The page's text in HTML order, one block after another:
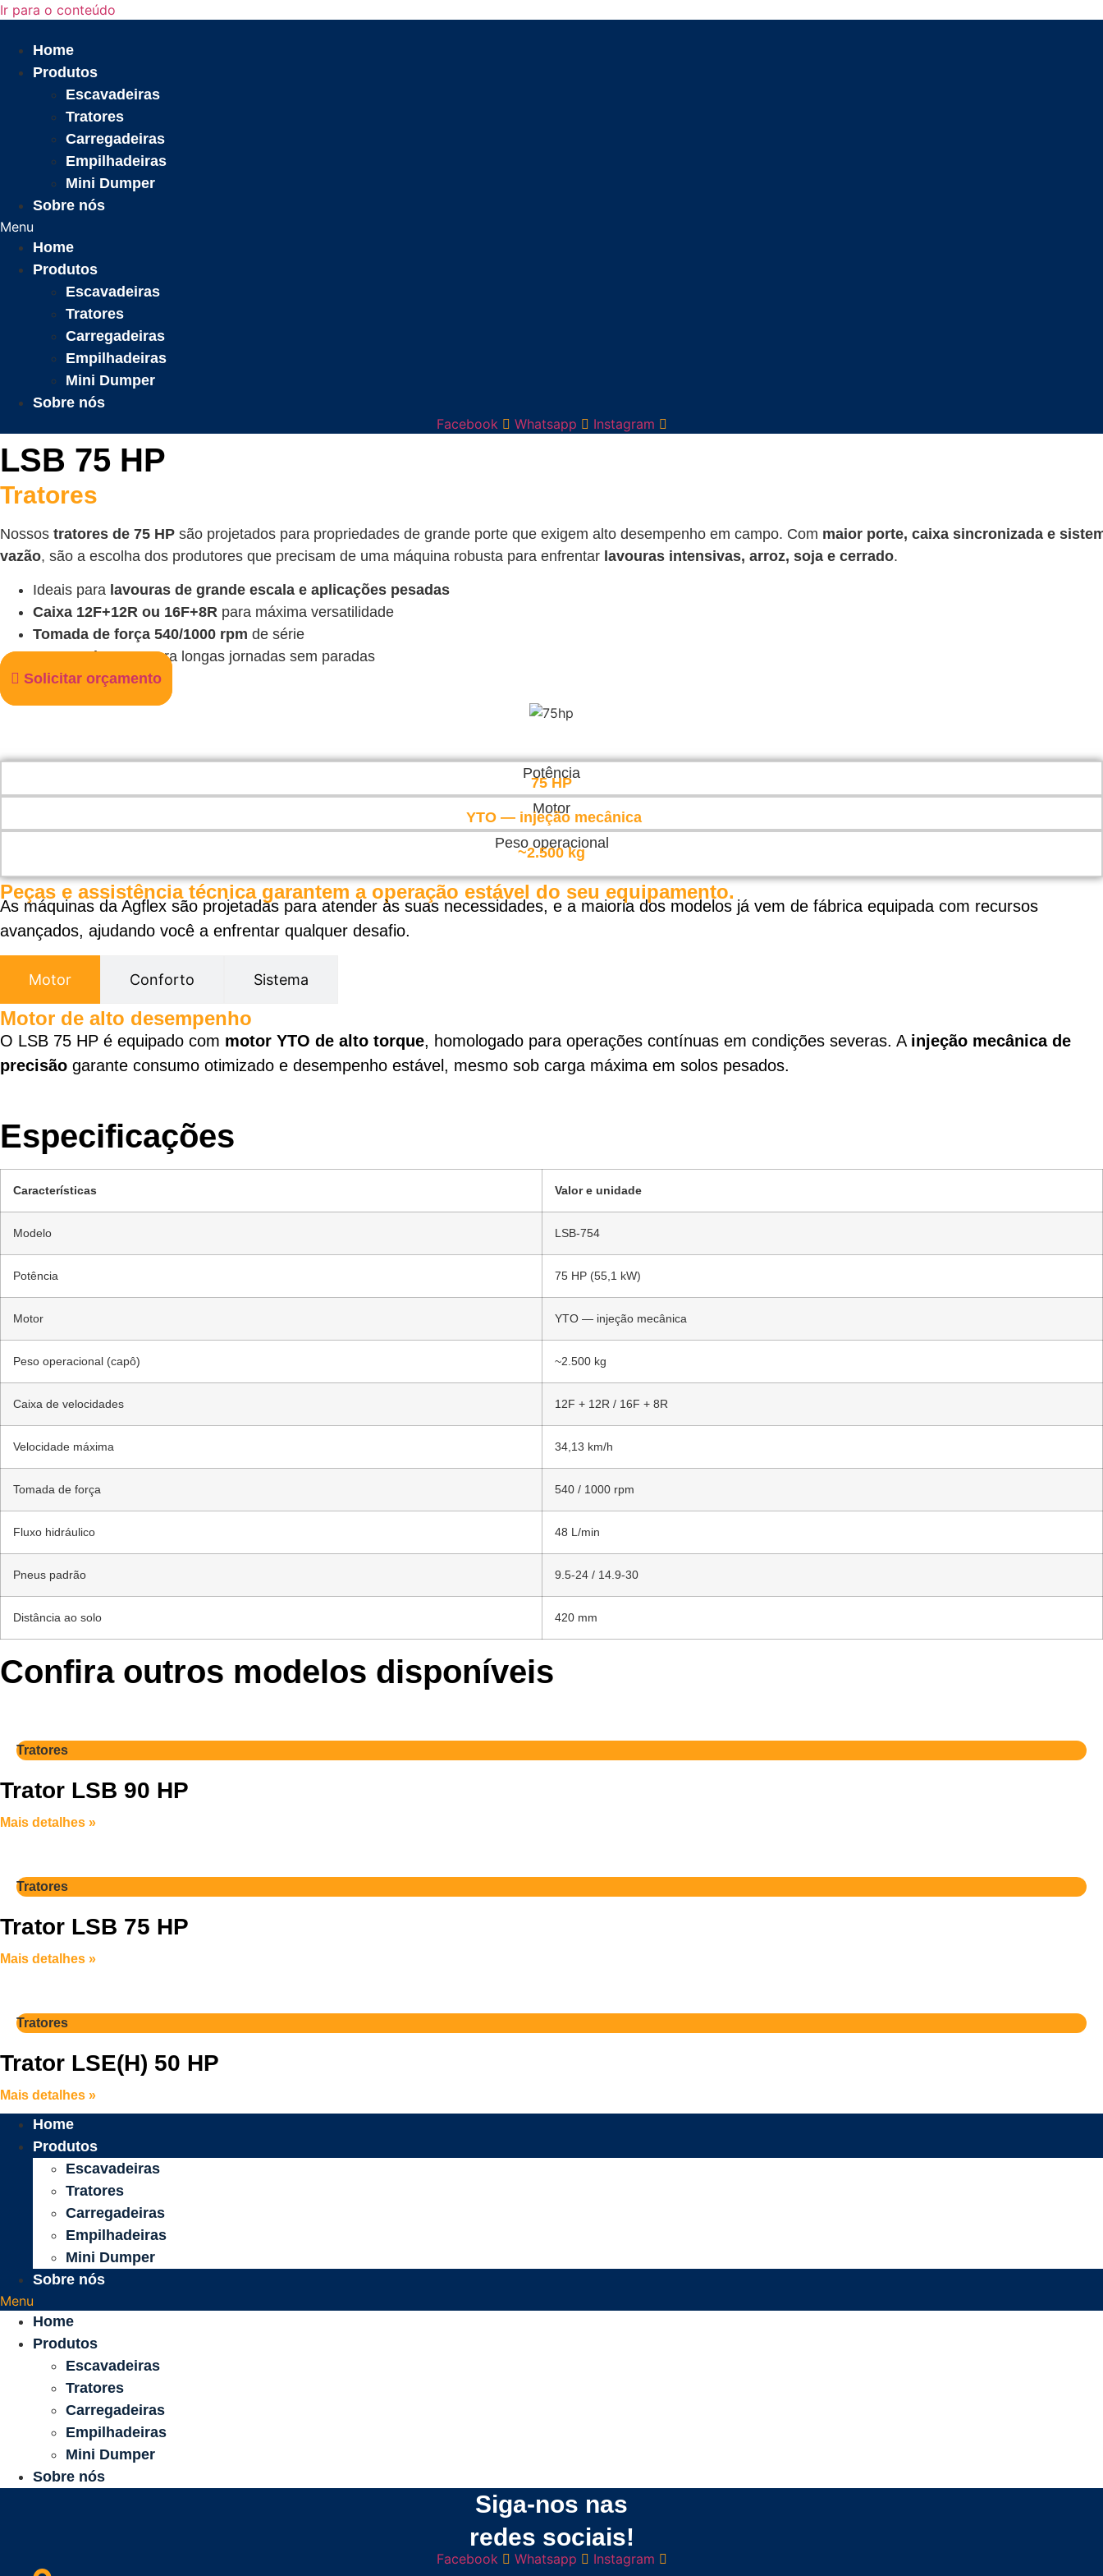
Ir para o conteúdo
Home
Produtos
Escavadeiras
Tratores
Carregadeiras
Empilhadeiras
Mini Dumper
Sobre nós
Menu
Home
Produtos
Escavadeiras
Tratores
Carregadeiras
Empilhadeiras
Mini Dumper
Sobre nós
Facebook
Whatsapp Instagram
LSB 75 HP
Tratores
Nossos tratores de 75 HP são projetados para propriedades de grande porte que exigem alto desempenho em campo. Com maior porte, caixa sincronizada e
vazão, são a escolha dos produtores que precisam de uma máquina robusta para enfrentar lavouras intensivas, arroz, soja e cerrado.
Ideais para lavouras de grande escala e aplicações pesadas
Caixa 12F+12R ou 16F+8R para máxima versatilidade
Tomada de força 540/1000 rpm de série
Tanque de 100Lpara longas jornadas sem paradas
Solicitar orçamento
Potência
75 HP
Motor
YTO — injeção mecânica
Peso operacional
~2.500 kg
Peças e assistência técnica garantem a operação estável do seu equipamento.
As máquinas da Agflex são projetadas para atender às suas necessidades, e a maioria dos modelos já vem de fábrica equipada com recursos
avançados, ajudando você a enfrentar qualquer desafio.
Motor Conforto Sistema
Motor de alto desempenho
O LSB 75 HP é equipado com motor YTO de alto torque, homologado para operações contínuas em condições severas. A injeção mecânica de
precisão garante consumo otimizado e desempenho estável, mesmo sob carga máxima em solos pesados.
Especificações
Características Valor e unidade
Modelo LSB-754
Potência 75 HP (55,1 kW)
Motor YTO — injeção mecânica
Peso operacional (capô) ~2.500 kg
Caixa de velocidades 12F + 12R / 16F + 8R
Velocidade máxima 34,13 km/h
Tomada de força 540 / 1000 rpm
Fluxo hidráulico 48 L/min
Pneus padrão 9.5-24 / 14.9-30
Distância ao solo 420 mm
Confira outros modelos disponíveis
Tratores
Trator LSB 90 HP
Mais detalhes »
Tratores
Trator LSB 75 HP
Mais detalhes »
Tratores
Trator LSE(H) 50 HP
Mais detalhes »
Home
Produtos
Escavadeiras
Tratores
Carregadeiras
Empilhadeiras
Mini Dumper
Sobre nós
Menu
Home
Produtos
Escavadeiras
Tratores
Carregadeiras
Empilhadeiras
Mini Dumper
Sobre nós
Siga-nos nas
redes sociais!
Facebook Whatsapp Instagram